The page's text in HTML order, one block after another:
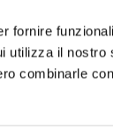
fornire
utilizza il
combinarle